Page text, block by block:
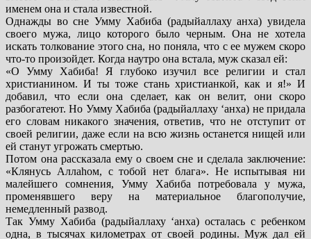
именем она и стала известной.
Однажды во сне Умму Хабиба (радыйаллаху анха) увидела
своего мужа, лицо которого было черным. Она не хотела
искать толкование этого сна, но поняла, что с ее мужем скоро
что-то произойдет. Когда наутро она встала, муж сказал ей:
«О Умму Хабиба! Я глубоко изучил все религии и стал
христианином. И ты тоже стань христианкой, как и я!» И
добавил, что если она сделает, как он велит, они скоро
разбогатеют. Но Умму Хабиба (радыйаллаху ‘анха) не придала
его словам никакого значения, ответив, что не отступит от
своей религии, даже если на всю жизнь останется нищей или
ей станут угрожать смертью.
Потом она рассказала ему о своем сне и сделала заключение:
«Клянусь Аллаhом, с тобой нет блага». Не испытывая ни
малейшего сомнения, Умму Хабиба потребовала у мужа,
променявшего веру на материальное благополучие,
немедленный развод.
Так Умму Хабиба (радыйаллаху ‘анха) осталась с ребенком
одна, в тысячах километрах от своей родины. Муж дал ей